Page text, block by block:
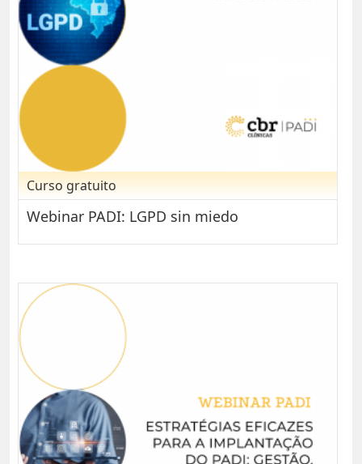
Curso gratuito
Webinar PADI: LGPD sin miedo